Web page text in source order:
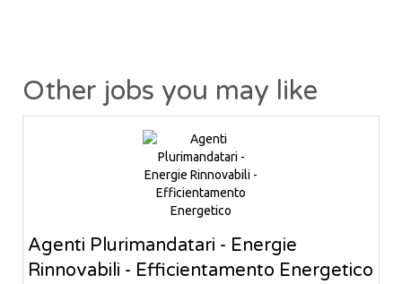
Other jobs you may like
Agenti Plurimandatari - Energie
Rinnovabili - Efficientamento Energetico